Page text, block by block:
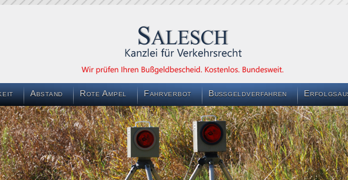
Abstand Rote Ampel Fahrverbot Bußgeldverfahren